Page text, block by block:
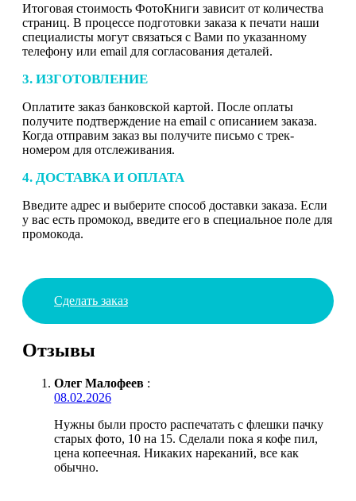
Итоговая стоимость ФотоКниги зависит от количества
страниц. В процессе подготовки заказа к печати наши
специалисты могут связаться с Вами по указанному
телефону или email для согласования деталей.
3. ИЗГОТОВЛЕНИЕ
Оплатите заказ банковской картой. После оплаты
получите подтверждение на email с описанием заказа.
Когда отправим заказ вы получите письмо с трек-
номером для отслеживания.
4. ДОСТАВКА И ОПЛАТА
Введите адрес и выберите способ доставки заказа. Если
у вас есть промокод, введите его в специальное поле для
промокода.
Сделать заказ
Отзывы
Олег Малофеев :
08.02.2026
Нужны были просто распечатать с флешки пачку
старых фото, 10 на 15. Сделали пока я кофе пил,
цена копеечная. Никаких нареканий, все как
обычно.